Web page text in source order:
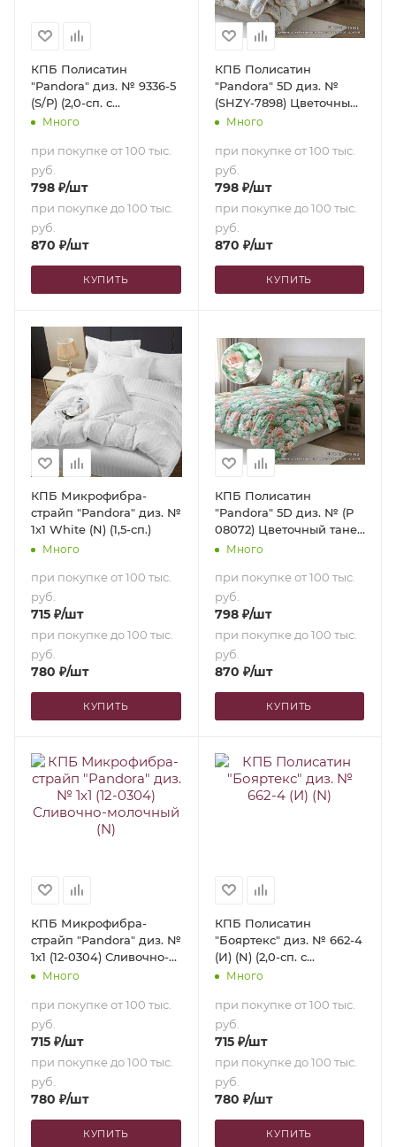
КПБ Полисатин
"Pandora" диз. № 9336-5
(S/P) (2,0-сп. с
европростыней)
Много
при покупке от 100 тыс.
руб.
798 ₽/шт
при покупке до 100 тыс.
руб.
870 ₽/шт
КУПИТЬ
КПБ Полисатин
"Pandora" 5D диз. №
(SHZY-7898) Цветочный
веер (1,5-сп.)
Много
при покупке от 100 тыс.
руб.
798₽/шт
при покупке до 100 тыс.
руб.
870 ₽/шт
КУПИТЬ
КПБ Микрофибра-
страйп "Pandora" диз. №
1х1 White (N) (1,5-сп.)
Много
при покупке от 100 тыс.
руб.
715 ₽/шт
при покупке до 100 тыс.
руб.
780 ₽/шт
КУПИТЬ
КПБ Полисатин
"Pandora" 5D диз. № (Р
08072) Цветочный танец
(1,5-сп.)
Много
при покупке от 100 тыс.
руб.
798₽/шт
при покупке до 100 тыс.
руб.
870 ₽/шт
КУПИТЬ
КПБ Микрофибра-
страйп "Pandora" диз. №
1х1 (12-0304) Сливочно-
молочный (N) (1,5-сп.)
Много
при покупке от 100 тыс.
руб.
715 ₽/шт
при покупке до 100 тыс.
руб.
780 ₽/шт
КУПИТЬ
КПБ Полисатин
"Бояртекс" диз. № 662-4
(И) (N) (2,0-сп. с
европростыней)
Много
при покупке от 100 тыс.
руб.
715₽/шт
при покупке до 100 тыс.
руб.
780 ₽/шт
КУПИТЬ